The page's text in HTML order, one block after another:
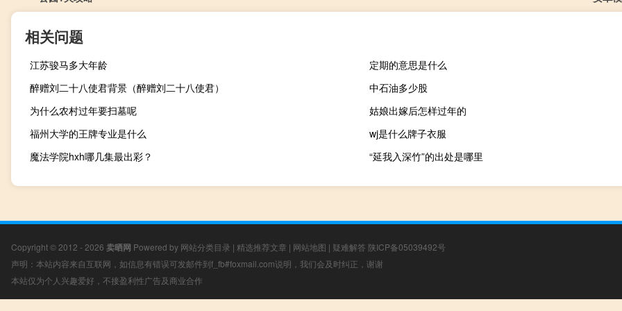
相关问题
江苏骏马多大年龄
定期的意思是什么
醉赠刘二十八使君背景（醉赠刘二十八使君）
中石油多少股
为什么农村过年要扫墓呢
姑娘出嫁后怎样过年的
福州大学的王牌专业是什么
wj是什么牌子衣服
魔法学院hxh哪几集最出彩？
“延我入深竹”的出处是哪里
Copyright © 2012 - 2026 卖晒网 Powered by 网站分类目录 | 精选推荐文章 | 网站地图 | 疑难解答 陕ICP备05039492号
声明：本站内容来自互联网，如信息有错误可发邮件到f_fb#foxmail.com说明，我们会及时纠正，谢谢
本站仅为个人兴趣爱好，不接盈利性广告及商业合作